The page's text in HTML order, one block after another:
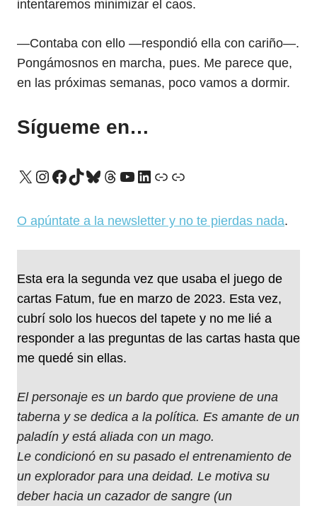
intentaremos minimizar el caos.
—Contaba con ello —respondió ella con cariño—.
Pongámosnos en marcha, pues. Me parece que,
en las próximas semanas, poco vamos a dormir.
Sígueme en…
X Instagram
Facebook
TikTok
Bluesky
Threads
YouTube
LinkedIn
Enlace
Enlace
O apúntate a la newsletter y no te pierdas nada.
Esta era la segunda vez que usaba el juego de
cartas Fatum, fue en marzo de 2023. Esta vez,
cubrí solo los huecos del tapete y no me lié a
responder a las preguntas de las cartas hasta que
me quedé sin ellas.
El personaje es un bardo que proviene de una
taberna y se dedica a la política. Es amante de un
paladín y está aliada con un mago.
Le condicionó en su pasado el entrenamiento de
un explorador para una deidad. Le motiva su
deber hacia un cazador de sangre (un